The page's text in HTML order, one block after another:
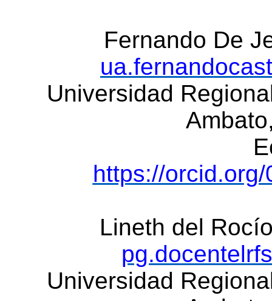
Fernando De
Universidad
https://
Lineth del
Universidad